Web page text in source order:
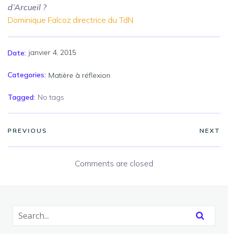
d’Arcueil ?
Dominique Falcoz directrice du TdN
Date: janvier 4, 2015
Categories: Matière à réflexion
Tagged: No tags
PREVIOUS NEXT
Comments are closed